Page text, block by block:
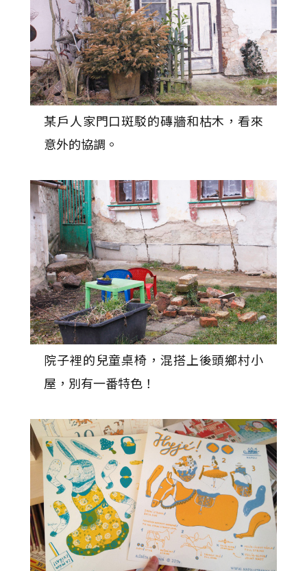
某戶人家門口斑駁的磚牆和枯木，看來
意外的協調。
院子裡的兒童桌椅，混搭上後頭鄉村小
屋，別有一番特色！